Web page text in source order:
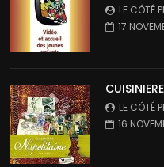
LE CÔTÉ
17
LE CÔTÉ
16